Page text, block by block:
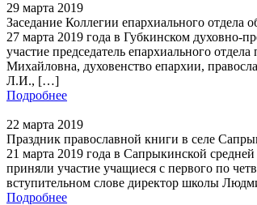
29 марта 2019
Заседание Коллегии епархиального отдела
27 марта 2019 года в Губкинском духовно-
участие председатель епархиального
Михайловна, духовенство епархии,
Л.И., […]
Подробнее
22 марта 2019
Праздник православной книги в селе
21 марта 2019 года в Сапрыкинской
приняли участие учащиеся с первого по
вступительном слове директор школы
Подробнее